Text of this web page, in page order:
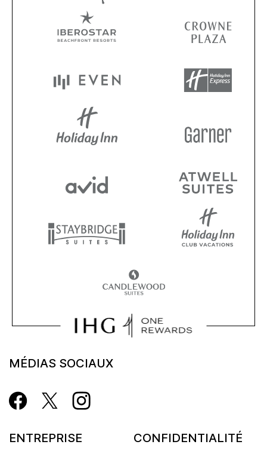
MÉDIAS SOCIAUX
ENTREPRISE CONFIDENTIALITÉ